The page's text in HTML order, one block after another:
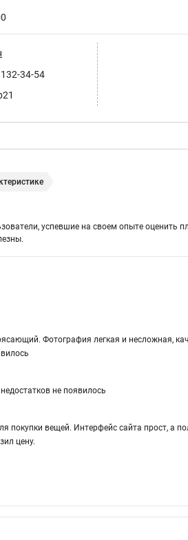
34-54
успевшие на своем опыте оценить
Фотография легкая и несложная,
не появилось
покупки вещей. Интерфейс сайта прост, а
цену.